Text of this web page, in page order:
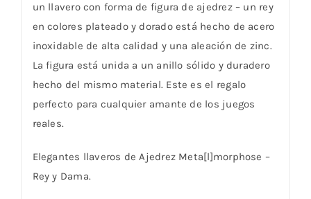
un llavero con forma de figura de ajedrez – un rey
en colores plateado y dorado está hecho de acero
inoxidable de alta calidad y una aleación de zinc.
La figura está unida a un anillo sólido y duradero
hecho del mismo material. Este es el regalo
perfecto para cualquier amante de los juegos
reales.
Elegantes llaveros de Ajedrez Meta[l]morphose –
Rey y Dama.